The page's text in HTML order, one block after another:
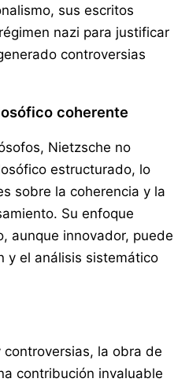
sus escritos
nazi para justificar
controversias
coherente
Nietzsche no
estructurado, lo
sobre la coherencia y la
Su enfoque
aunque innovador, puede
y el análisis sistemático
la obra de
contribución invaluable